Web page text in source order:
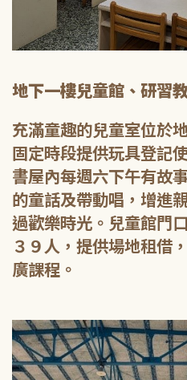
地下一樓兒童館、研習
充滿童趣的兒童室位於
固定時段提供玩具登記
書屋內每週六下午有故
的童話及帶動唱，增進
過歡樂時光。兒童館門
３９人，提供場地租借
廣課程。